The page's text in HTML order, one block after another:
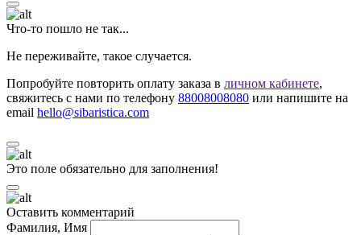
Что-то пошло не так...
Не переживайте, такое случается.
Попробуйте повторить оплату заказа в личном кабинете,
свяжитесь с нами по телефону 88008008080 или напишите на
email hello@sibaristica.com
Это поле обязательно для заполнения!
Оставить комментарий
Фамилия, Имя